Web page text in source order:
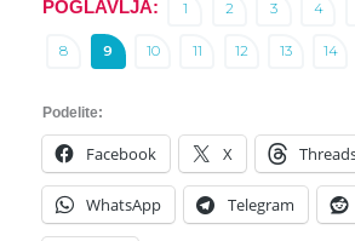
POGLAVLJA: 1 2 3 4
8 9 10 11 12 13 14
Podelite:
Facebook X
WhatsApp Telegram